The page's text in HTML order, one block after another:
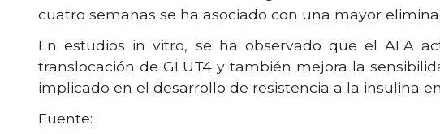
cuatro semanas se ha asociado con una mayor
En estudios in vitro, se ha observado que el ALA
translocación de GLUT4 y también mejora la
implicado en el desarrollo de resistencia a la insulina
Fuente: